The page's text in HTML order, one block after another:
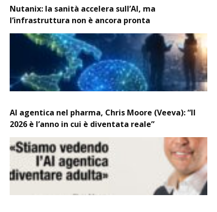
Nutanix: la sanità accelera sull’AI, ma
l’infrastruttura non è ancora pronta
AI agentica nel pharma, Chris Moore (Veeva): “Il
2026 è l’anno in cui è diventata reale”